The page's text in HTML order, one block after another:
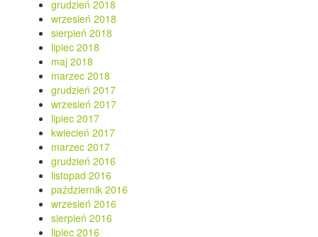
grudzień 2018
wrzesień 2018
sierpień 2018
lipiec 2018
maj 2018
marzec 2018
grudzień 2017
wrzesień 2017
lipiec 2017
kwiecień 2017
marzec 2017
grudzień 2016
listopad 2016
październik 2016
wrzesień 2016
sierpień 2016
lipiec 2016